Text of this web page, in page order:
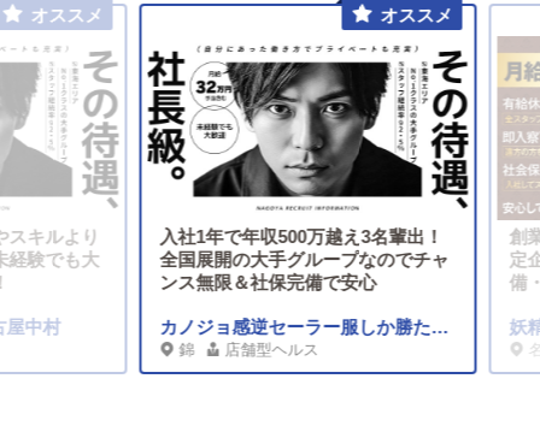
ルより
でも大
村
入社1年で年収500万越え3名輩出！
全国展開の大手グループなのでチャ
ンス無限＆社保完備で安心
カノジョ感逆セーラー服しか勝たん 錦店
店舗型ヘルス
創業３
定企業
備・寮
名古屋